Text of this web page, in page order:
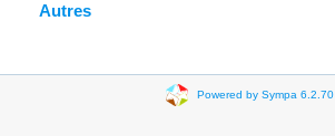
Autres
Powered by Sympa 6.2.70